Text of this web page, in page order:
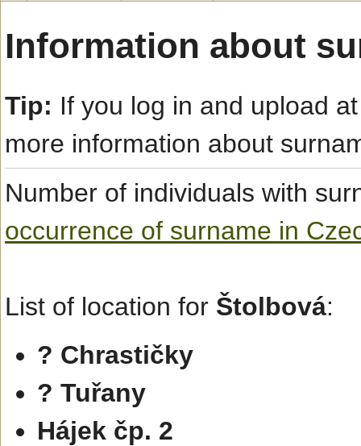
Information about
Tip: If you log in and upload
more information about
Number of individuals with
occurrence of surname in
List of location for Štolbová:
? Chrastičky
? Tuřany
Hájek čp. 2